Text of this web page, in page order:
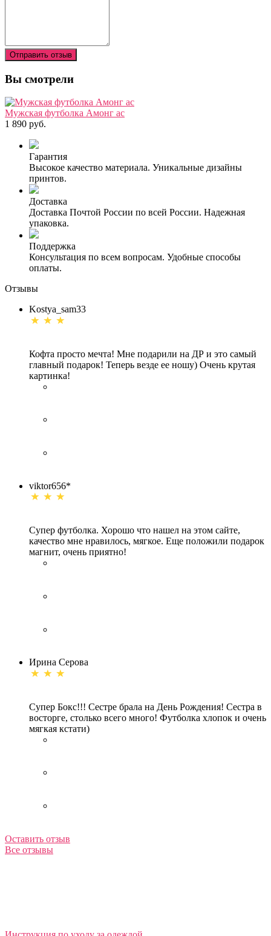
Отправить отзыв
Вы смотрели
Мужская футболка Амонг ас
1 890 руб.
Гарантия
Высокое качество материала. Уникальные дизайны
принтов.
Доставка
Доставка Почтой России по всей России. Надежная
упаковка.
Поддержка
Консультация по всем вопросам. Удобные способы
оплаты.
Отзывы
Kostya_sam33
Кофта просто мечта! Мне подарили на ДР и это самый
главный подарок! Теперь везде ее ношу) Очень крутая
картинка!
viktor656*
Супер футболка. Хорошо что нашел на этом сайте,
качество мне нравилось, мягкое. Еще положили подарок
магнит, очень приятно!
Ирина Серова
Супер Бокс!!! Сестре брала на День Рождения! Сестра в
восторге, столько всего много! Футболка хлопок и очень
мягкая кстати)
Оставить отзыв
Все отзывы